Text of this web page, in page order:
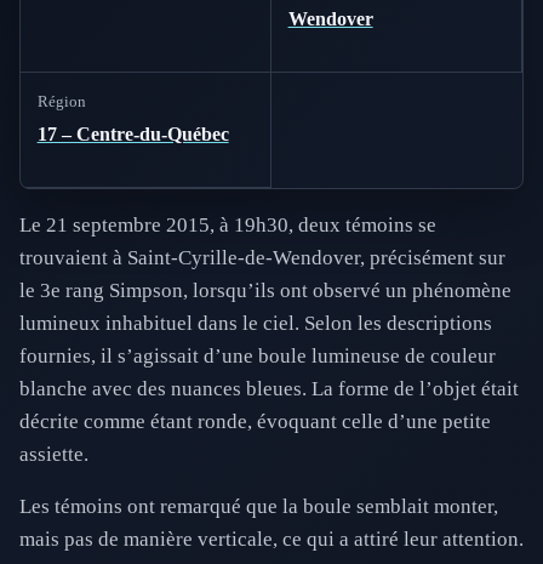
Wendover
Région
17 – Centre-du-Québec
Le 21 septembre 2015, à 19h30, deux témoins se
trouvaient à Saint-Cyrille-de-Wendover, précisément sur
le 3e rang Simpson, lorsqu’ils ont observé un phénomène
lumineux inhabituel dans le ciel. Selon les descriptions
fournies, il s’agissait d’une boule lumineuse de couleur
blanche avec des nuances bleues. La forme de l’objet était
décrite comme étant ronde, évoquant celle d’une petite
assiette.
Les témoins ont remarqué que la boule semblait monter,
mais pas de manière verticale, ce qui a attiré leur attention.